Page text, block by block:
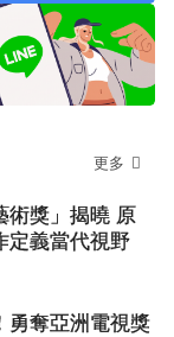
更多
獎」揭曉 原
定義當代視野
勇奪亞洲電視獎